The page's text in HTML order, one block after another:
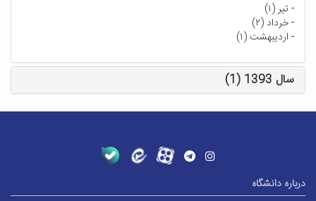
-تیر (۱)
-خرداد (۲)
- اردیبهشت (۱)
سال 1393 (1)
درباره دانشگاه